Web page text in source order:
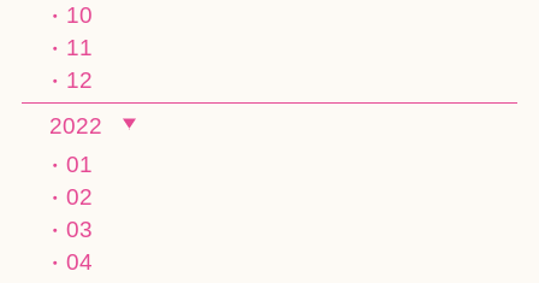
10
11
12
2022
01
02
03
04